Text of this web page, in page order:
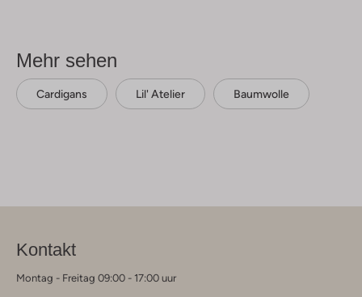
Mehr sehen
Cardigans Lil' Atelier Baumwolle
Kontakt
Montag - Freitag 09:00 - 17:00 uur